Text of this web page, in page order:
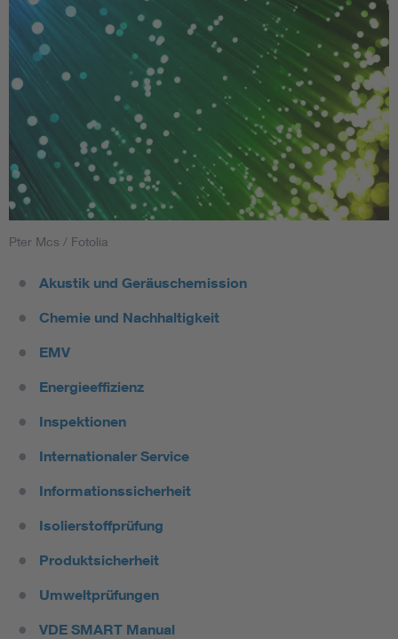
Pter Mcs / Fotolia
Akustik und Geräuschemission
Chemie und Nachhaltigkeit
EMV
Energieeffizienz
Inspektionen
Internationaler Service
Informationssicherheit
Isolierstoffprüfung
Produktsicherheit
Umweltprüfungen
VDE SMART Manual